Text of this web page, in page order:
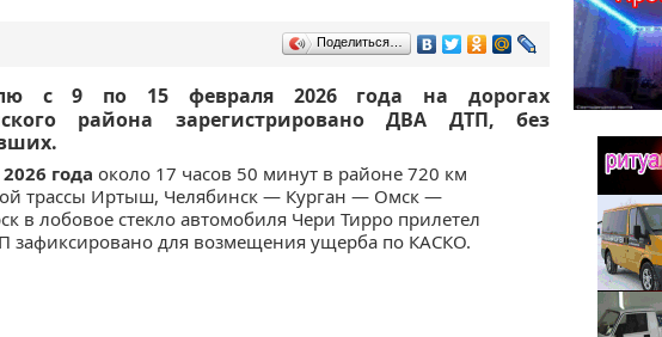
Поделиться…
с 9 по 15 февраля 2026 года на дорогах
района зарегистрировано ДВА ДТП, без
года около 17 часов 50 минут в районе 720 км
трассы Иртыш, Челябинск — Курган — Омск —
в лобовое стекло автомобиля Чери Тирро прилетел
зафиксировано для возмещения ущерба по КАСКО.